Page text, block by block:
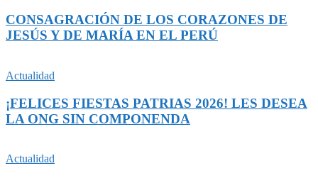
CONSAGRACIÓN DE LOS CORAZONES DE
JESÚS Y DE MARÍA EN EL PERÚ
Actualidad
¡FELICES FIESTAS PATRIAS 2026! LES DESEA
LA ONG SIN COMPONENDA
Actualidad